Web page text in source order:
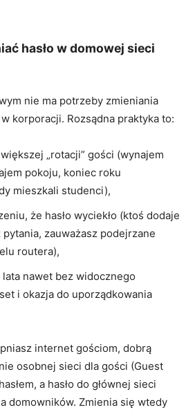
hasło w domowej sieci
nie ma potrzeby zmieniania
w korporacji. Rozsądna praktyka to:
„rotacji” gości (wynajem
pokoju, koniec roku
mieszkali studenci),
że hasło wyciekło (ktoś dodaje
zauważasz podejrzane
routera),
lata nawet bez widocznego
i okazja do uporządkowania
internet gościom, dobrą
osobnej sieci dla gości (Guest
a hasło do głównej sieci
domowników. Zmienia się wtedy